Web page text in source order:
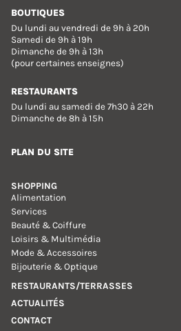
BOUTIQUES
Du lundi au vendredi de 9h à 20h
Samedi de 9h à 19h
Dimanche de 9h à 13h
(pour certaines enseignes)
RESTAURANTS
Du lundi au samedi de 7h30 à 22h
Dimanche de 8h à 15h
PLAN DU SITE
SHOPPING
Alimentation
Services
Beauté & Coiffure
Loisirs & Multimédia
Mode & Accessoires
Bijouterie & Optique
RESTAURANTS/TERRASSES
ACTUALITÉS
CONTACT